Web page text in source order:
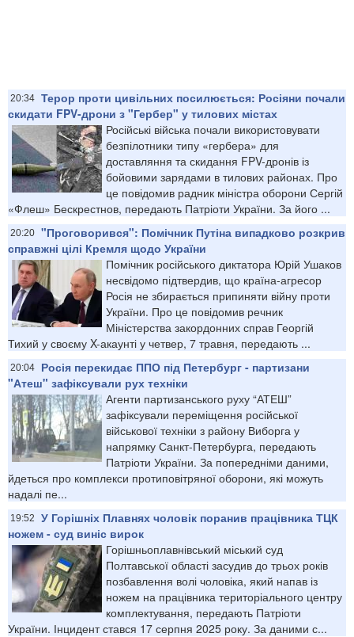
20:34 Терор проти цивільних посилюється: ​Росіяни почали
скидати FPV-дрони з "Гербер" у тилових містах
Російські війська почали використовувати
безпілотники типу «гербера» для
доставляння та скидання FPV-дронів із
бойовими зарядами в тилових районах. Про
це повідомив радник міністра оборони Сергій
«Флеш» Бескрестнов, передають Патріоти України. За його ...
20:20 "Проговорився": Помічник Путіна випадково розкрив
справжні цілі Кремля щодо України
Помічник російського диктатора Юрій Ушаков
несвідомо підтвердив, що країна-агресор
Росія не збирається припиняти війну проти
України. Про це повідомив речник
Міністерства закордонних справ Георгій
Тихий у своєму X-акаунті у четвер, 7 травня, передають ...
20:04
Росія перекидає ППО під Петербург - партизани
"Атеш" зафіксували рух техніки
Агенти партизанського руху “АТЕШ”
зафіксували переміщення російської
військової техніки з району Виборга у
напрямку Санкт-Петербурга, передають
Патріоти України. За попередніми даними,
йдеться про комплекси протиповітряної оборони, які можуть
надалі пе...
19:52
У Горішніх Плавнях чоловік поранив працівника ТЦК
ножем - суд виніс вирок
Горішньоплавнівський міський суд
Полтавської області засудив до трьох років
позбавлення волі чоловіка, який напав із
ножем на працівника територіального центру
комплектування, передають Патріоти
України. Інцидент стався 17 серпня 2025 року. За даними с...